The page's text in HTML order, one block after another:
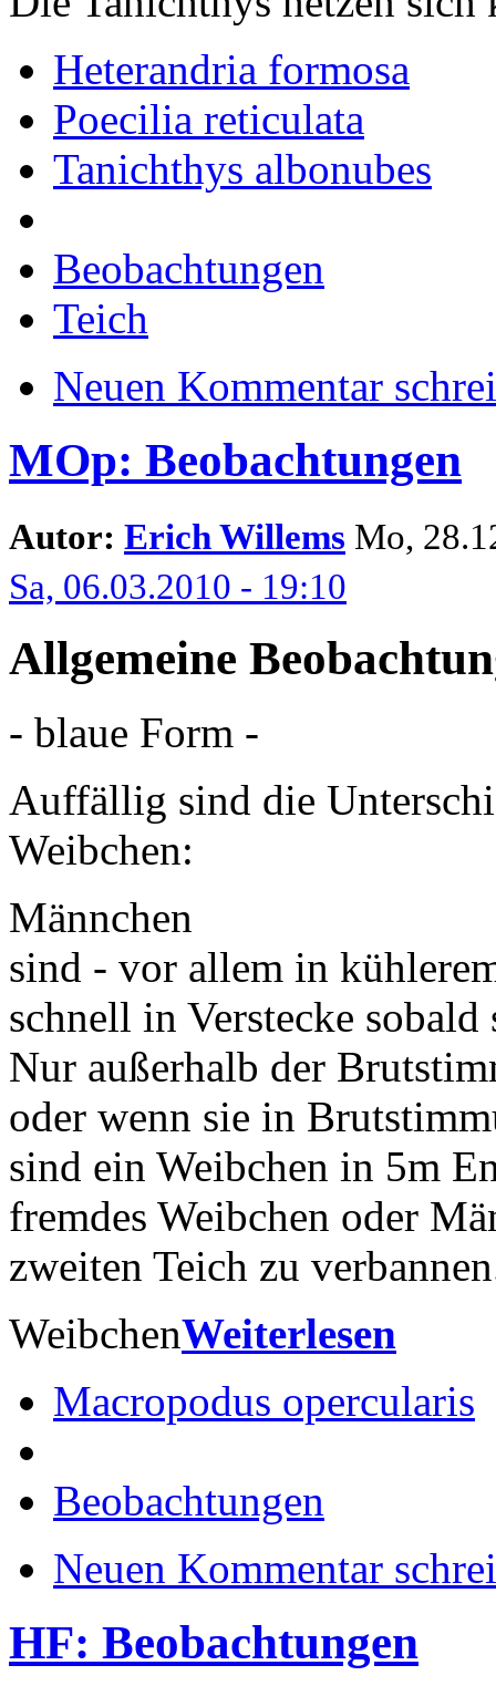
Heterandria formosa
Poecilia reticulata
Tanichthys albonubes
Beobachtungen
Teich
Neuen Kommentar
MOp: Beobachtungen
Autor: Erich Willems Mo,
Sa, 06.03.2010 - 19:10
Allgemeine
- blaue Form -
Auffällig sind die
Weibchen:
Männchen
sind - vor allem in
schnell in Verstecke sobald
Nur außerhalb der
oder wenn sie in
sind ein Weibchen in 5m
fremdes Weibchen oder
zweiten Teich zu
WeibchenWeiterlesen
Macropodus opercularis
Beobachtungen
Neuen Kommentar
HF: Beobachtungen